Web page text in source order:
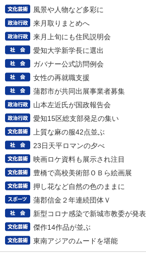
風景や人物など多彩に
来月取りまとめへ
来月上旬にも住民説明会
愛知大学新学長に選出
ガバナー公式訪問例会
女性の再就職支援
蒲郡市が共同出展事業者募集
山本左近氏が国政報告会
愛知15区総支部発足の集い
上質な麻の服42点並ぶ
23日天平ロマンの夕べ
映画ロケ資料も展示され注目
豊橋で高校美術部ＯＢら絵画展
押し花など自然の色のままに
蒲郡信金２年連続団体Ｖ
新型コロナ感染で新城市教委が発表
傑作14作品が並ぶ
東南アジアのムードを堪能